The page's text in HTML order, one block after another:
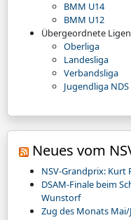
BMM U14
BMM U12
Übergeordnete Ligen
Oberliga
Landesliga
Verbandsliga
Jugendliga NDS
Neues vom
NSV-Grandprix: Kurt
DSAM-Finale beim
Wunstorf
Zug des Monats